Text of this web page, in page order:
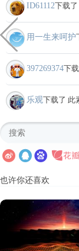
ID61112下载
用一生来呵护
397269374下
乐观下载了 此
也许你还喜欢